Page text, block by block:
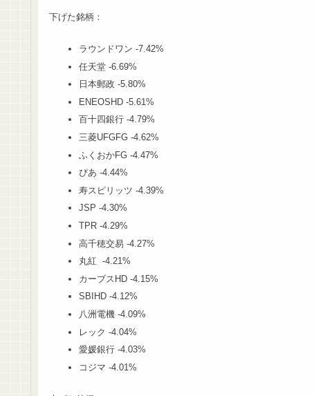
下げた銘柄：
ラウンドワン -7.42%
任天堂 -6.69%
日本郵政 -5.80%
ENEOSHD -5.61%
百十四銀行 -4.79%
三菱UFGFG -4.62%
ふくおかFG -4.47%
ぴあ -4.44%
寿スピリッツ -4.39%
JSP -4.30%
TPR -4.29%
高千穂交易 -4.27%
丸紅 -4.21%
カーブスHD -4.15%
SBIHD -4.12%
八洲電機 -4.09%
レック -4.04%
愛媛銀行 -4.03%
コジマ -4.01%